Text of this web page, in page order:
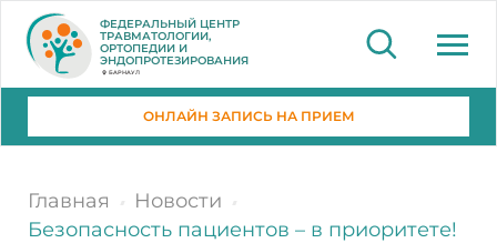
ФЕДЕРАЛЬНЫЙ ЦЕНТР
ТРАВМАТОЛОГИИ,
ОРТОПЕДИИ И
ЭНДОПРОТЕЗИРОВАНИЯ
БАРНАУЛ
ОНЛАЙН ЗАПИСЬ НА ПРИЕМ
Главная
Новости
Безопасность пациентов – в приоритете!